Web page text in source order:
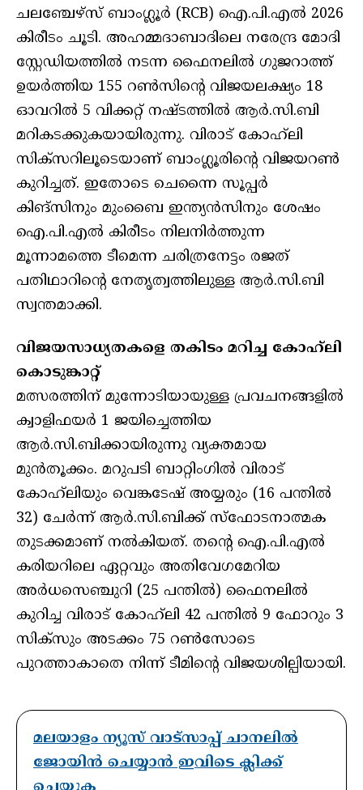
ചലഞ്ചേഴ്‌സ് ബാംഗ്ലൂർ (RCB) ഐ.പി.എൽ 2026
കിരീടം ചൂടി. അഹമ്മദാബാദിലെ നരേന്ദ്ര മോദി
സ്റ്റേഡിയത്തിൽ നടന്ന ഫൈനലിൽ ഗുജറാത്ത്
ഉയർത്തിയ 155 റൺസിന്റെ വിജയലക്ഷ്യം 18
ഓവറിൽ 5 വിക്കറ്റ് നഷ്ടത്തിൽ ആർ.സി.ബി
മറികടക്കുകയായിരുന്നു. വിരാട് കോഹ്‌ലി
സിക്സറിലൂടെയാണ് ബാംഗ്ലൂരിന്റെ വിജയറൺ
കുറിച്ചത്. ഇതോടെ ചെന്നൈ സൂപ്പർ
കിങ്സിനും മുംബൈ ഇന്ത്യൻസിനും ശേഷം
ഐ.പി.എൽ കിരീടം നിലനിർത്തുന്ന
മൂന്നാമത്തെ ടീമെന്ന ചരിത്രനേട്ടം രജത്
പതിഥാറിന്റെ നേതൃത്വത്തിലുള്ള ആർ.സി.ബി
സ്വന്തമാക്കി.
വിജയസാധ്യതകളെ തകിടം മറിച്ച കോഹ്‌ലി
കൊടുങ്കാറ്റ്
മത്സരത്തിന് മുന്നോടിയായുള്ള പ്രവചനങ്ങളിൽ
ക്വാളിഫയർ 1 ജയിച്ചെത്തിയ
ആർ.സി.ബിക്കായിരുന്നു വ്യക്തമായ
മുൻതൂക്കം. മറുപടി ബാറ്റിംഗിൽ വിരാട്
കോഹ്‌ലിയും വെങ്കടേഷ് അയ്യരും (16 പന്തിൽ
32) ചേർന്ന് ആർ.സി.ബിക്ക് സ്ഫോടനാത്മക
തുടക്കമാണ് നൽകിയത്. തന്റെ ഐ.പി.എൽ
കരിയറിലെ ഏറ്റവും അതിവേഗമേറിയ
അർധസെഞ്ചുറി (25 പന്തിൽ) ഫൈനലിൽ
കുറിച്ച വിരാട് കോഹ്‌ലി 42 പന്തിൽ 9 ഫോറും 3
സിക്സും അടക്കം 75 റൺസോടെ
പുറത്താകാതെ നിന്ന് ടീമിന്റെ വിജയശില്പിയായി.
മലയാളം ന്യൂസ് വാട്സാപ്പ് ചാനലിൽ
ജോയിൻ ചെയ്യാൻ ഇവിടെ ക്ലിക്ക്